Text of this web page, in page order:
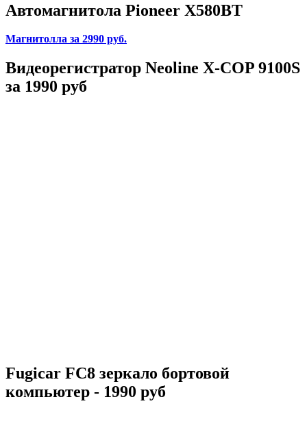
Автомагнитола Pioneer X580BT
Магнитолла за 2990 руб.
Видеорегистратор Neoline X-COP 9100S
за 1990 руб
Fugicar FC8 зеркало бортовой
компьютер - 1990 руб